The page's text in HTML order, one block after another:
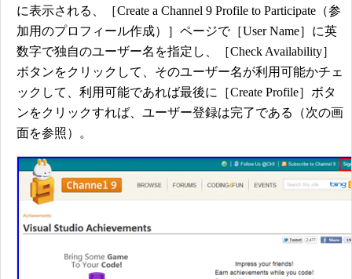
に表示される、［Create a Channel 9 Profile to Participate（参
加用のプロフィール作成）］ページで［User Name］に英
数字で独自のユーザー名を指定し、［Check Availability］
ボタンをクリックして、そのユーザー名が利用可能かチェ
ックして、利用可能であれば最後に［Create Profile］ボタ
ンをクリックすれば、ユーザー登録は完了である（次の画
面を参照）。